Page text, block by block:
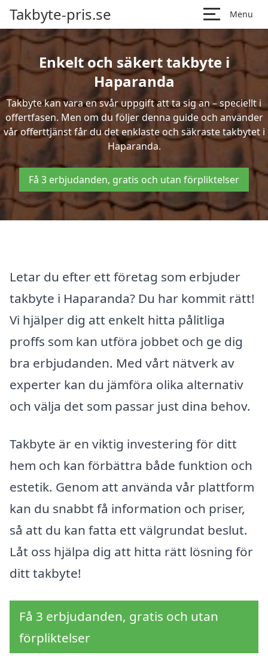
Takbyte-pris.se Menu
Enkelt och säkert takbyte i
Haparanda
Takbyte kan vara en svår uppgift att ta sig an – speciellt i
offertfasen. Men om du följer denna guide och använder
vår offerttjänst får du det enklaste och säkraste takbytet i
Haparanda.
Få 3 erbjudanden, gratis och utan förpliktelser
Letar du efter ett företag som erbjuder
takbyte i Haparanda? Du har kommit rätt!
Vi hjälper dig att enkelt hitta pålitliga
proffs som kan utföra jobbet och ge dig
bra erbjudanden. Med vårt nätverk av
experter kan du jämföra olika alternativ
och välja det som passar just dina behov.
Takbyte är en viktig investering för ditt
hem och kan förbättra både funktion och
estetik. Genom att använda vår plattform
kan du snabbt få information och priser,
så att du kan fatta ett välgrundat beslut.
Låt oss hjälpa dig att hitta rätt lösning för
ditt takbyte!
Få 3 erbjudanden, gratis och utan
förpliktelser